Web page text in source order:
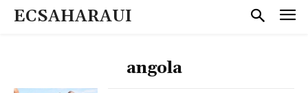
ECSAHARAUI
angola